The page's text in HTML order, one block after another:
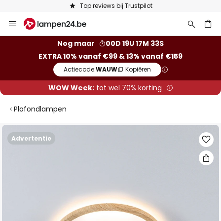
Top reviews bij Trustpilot
naar
Nog maar
00D 19U 17M 32S
EXTRA 10% vanaf €99 & 13% vanaf €159
Actiecode:WAUW Kopiëren
WOW Week:tot wel 70% korting
Plafondlampen
Advertentie
Ga
naar